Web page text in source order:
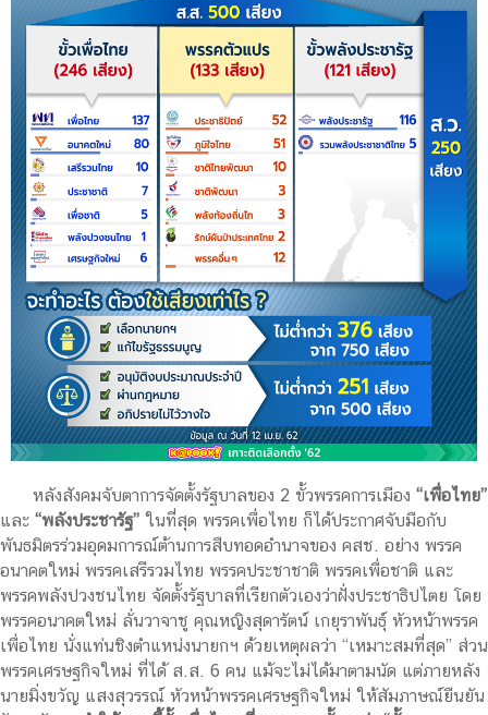
หลังสังคมจับตาการจัดตั้งรัฐบาลของ 2 ขั้วพรรคการเมือง “เพื่อไทย”
และ “พลังประชารัฐ” ในที่สุด พรรคเพื่อไทย ก็ได้ประกาศจับมือกับ
พันธมิตรร่วมอุดมการณ์ต้านการสืบทอดอำนาจของ คสช. อย่าง พรรค
อนาคตใหม่ พรรคเสรีรวมไทย พรรคประชาชาติ พรรคเพื่อชาติ และ
พรรคพลังปวงชนไทย จัดตั้งรัฐบาลที่เรียกตัวเองว่าฝั่งประชาธิปไตย โดย
พรรคอนาคตใหม่ ลั่นวาจาชู คุณหญิงสุดารัตน์ เกยุราพันธุ์ หัวหน้าพรรค
เพื่อไทย นั่งแท่นชิงตำแหน่งนายกฯ ด้วยเหตุผลว่า “เหมาะสมที่สุด” ส่วน
พรรคเศรษฐกิจใหม่ ที่ได้ ส.ส. 6 คน แม้จะไม่ได้มาตามนัด แต่ภายหลัง
นายมิ่งขวัญ แสงสุวรรณ์ หัวหน้าพรรคเศรษฐกิจใหม่ ให้สัมภาษณ์ยืนยัน